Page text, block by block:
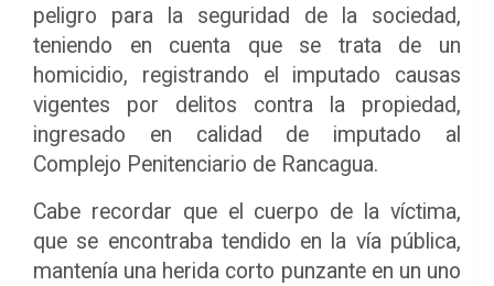
peligro para la seguridad de la sociedad,
teniendo en cuenta que se trata de un
homicidio, registrando el imputado causas
vigentes por delitos contra la propiedad,
ingresado en calidad de imputado al
Complejo Penitenciario de Rancagua.
Cabe recordar que el cuerpo de la víctima,
que se encontraba tendido en la vía pública,
mantenía una herida corto punzante en un uno